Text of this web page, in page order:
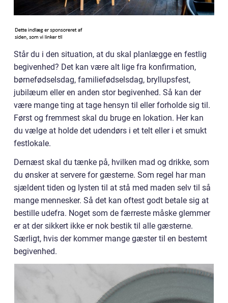
Står du i den situation, at du skal planlægge en festlig
begivenhed? Det kan være alt lige fra konfirmation,
børnefødselsdag, familiefødselsdag, bryllupsfest,
jubilæum eller en anden stor begivenhed. Så kan der
være mange ting at tage hensyn til eller forholde sig til.
Først og fremmest skal du bruge en lokation. Her kan
du vælge at holde det udendørs i et telt eller i et smukt
festlokale.
Dernæst skal du tænke på, hvilken mad og drikke, som
du ønsker at servere for gæsterne. Som regel har man
sjældent tiden og lysten til at stå med maden selv til så
mange mennesker. Så det kan oftest godt betale sig at
bestille udefra. Noget som de færreste måske glemmer
er at der sikkert ikke er nok bestik til alle gæsterne.
Særligt, hvis der kommer mange gæster til en bestemt
begivenhed.